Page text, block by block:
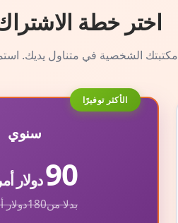
اختر خطة
مكتبتك الشخصية في متناول يديك.
الأكثر توفيرًا
سنوي
90دولار
بدلا من180دولار